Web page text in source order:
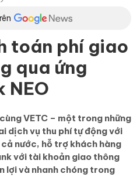
toán phí giao
qua ứng
NEO
VETC – một trong những
dịch vụ thu phí tự động với
nước, hỗ trợ khách hàng
với tài khoản giao thông
lợi và nhanh chóng trong